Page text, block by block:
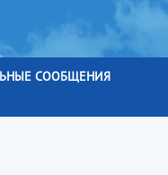
СООБЩЕНИЯ